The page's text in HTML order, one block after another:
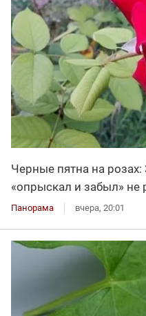
Черные пятна на
«опрыскал и забыл» не
Панорама вчера, 20:01